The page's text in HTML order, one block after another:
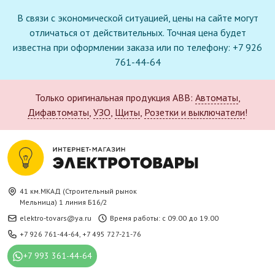
В связи с экономической ситуацией, цены на сайте могут
отличаться от действительных. Точная цена будет
известна при оформлении заказа или по телефону: +7 926
761-44-64
Только оригинальная продукция ABB: Автоматы,
Дифавтоматы, УЗО, Щиты, Розетки и выключатели!
41 км.МКАД (Строительный рынок
Мельница) 1 линия Б16/2
elektro-tovars@ya.ru
Время работы: с 09.00 до 19.00
+7 926 761-44-64, +7 495 727-21-76
+7 993 361-44-64